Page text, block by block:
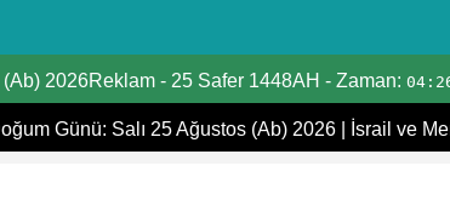
Tarih Dönüştürücü
Hicri Takvim
2026Reklam- 25 Safer 1448AH - Zaman:
Günü: Salı 25 Ağustos (Ab) 2026 İsrail ve